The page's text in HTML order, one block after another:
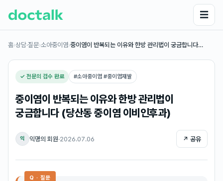
☰
홈›상담·질문›소아중이염›중이염이 반복되는 이유와 한방 관리법이 궁금합니다…
✓ 전문의 검수 완료 #소아중이염 #중이염재발
중이염이 반복되는 이유와 한방 관리법이
궁금합니다 (당산동 중이염 이비인후과)
익 익명의 회원·2026.07.06 ↗ 공유
Q · 질문